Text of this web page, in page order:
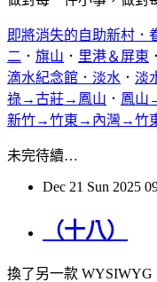
即將消失的自助新村．
二 ． 旗山 ． 里港＆屏東 ．
滴水紀念館．淡水 ． 淡
祿→古莊→鳳山 ． 鳳山
新竹→竹東→內灣→竹
未完待續…
Dec 21 Sun 2025
（十八）
換了另一款 WYSIWYG